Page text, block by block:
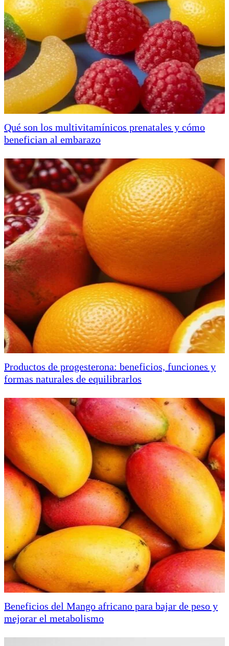
Qué son los multivitamínicos prenatales y cómo
benefician al embarazo
Productos de progesterona: beneficios, funciones y
formas naturales de equilibrarlos
Beneficios del Mango africano para bajar de peso y
mejorar el metabolismo